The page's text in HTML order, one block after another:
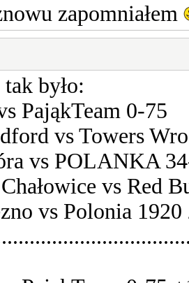
zapomniałem
było:
PająkTeam 0-75
vs Towers
vs POLANKA
vs Red
vs Polonia 1920